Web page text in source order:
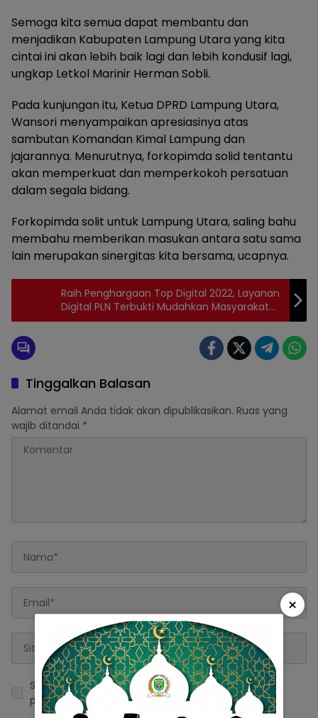
Semoga kita semua dapat membantu dan
menjadikan Kabupaten Lampung Utara yang kita
cintai ini akan lebih baik lagi dan lebih kondusif lagi,
ungkap Letkol Marinir Herman Sobli.
Pada kunjungan itu, Ketua DPRD Lampung Utara,
Wansori menyampaikan apresiasinya atas
sambutan Komandan Kimal Lampung dan
jajarannya. Menurutnya, forkopimda solid tentantu
akan memperkuat dan memperkokoh persatuan
dalam segala bidang.
Forkopimda solit untuk Lampung Utara, saling bahu
membahu memberikan masukan antara satu sama
lain merupakan sinergitas kita bersama, ucapnya.
Raih Penghargaan Top Digital 2022, Layanan
Digital PLN Terbukti Mudahkan Masyarakat
Akses Listrik
Tinggalkan Balasan
Alamat email Anda tidak akan dipublikasikan. Ruas yang
wajib ditandai *
Simpan nama, email, dan situs web saya pada
peramban ini untuk komentar saya berikutnya.
×